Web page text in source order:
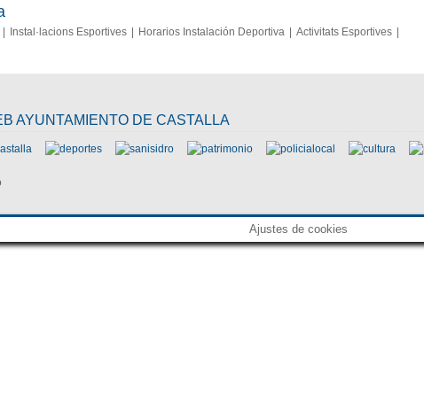
Instal·lacions Esportives Horarios Instalación Deportiva Activitats Esportives
AYUNTAMIENTO DE CASTALLA
Ajustes de cookies